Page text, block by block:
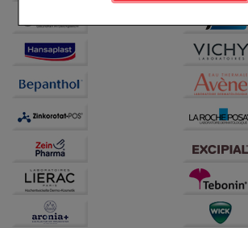
Einkaufserlebnis noch ansprechender
Besuchers oder unsere Seite an
anzupassen. Komfort-Cookies
auch auf Ihre Bedürfnisse
anzuzeigen und unser
Statistik & Tracking:
Hierüber lassen
Informationen über die Art und Weise
unserer Website sammeln, mit deren
Website weiter für Sie optimieren
auf unserer Website aber auch die